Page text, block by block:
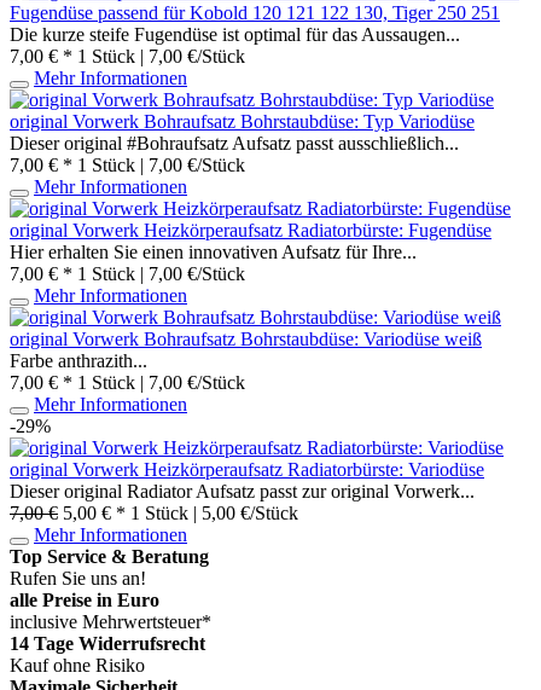
Fugendüse passend für Kobold 120 121 122 130, Tiger 250 251
Die kurze steife Fugendüse ist optimal für das Aussaugen...
7,00 € * 1 Stück | 7,00 €/Stück
Mehr Informationen
original Vorwerk Bohraufsatz Bohrstaubdüse: Typ Variodüse
Dieser original #Bohraufsatz Aufsatz passt ausschließlich...
7,00 € * 1 Stück | 7,00 €/Stück
Mehr Informationen
original Vorwerk Heizkörperaufsatz Radiatorbürste: Fugendüse
Hier erhalten Sie einen innovativen Aufsatz für Ihre...
7,00 € * 1 Stück | 7,00 €/Stück
Mehr Informationen
original Vorwerk Bohraufsatz Bohrstaubdüse: Variodüse weiß
Farbe anthrazith...
7,00 € * 1 Stück | 7,00 €/Stück
Mehr Informationen
-29%
original Vorwerk Heizkörperaufsatz Radiatorbürste: Variodüse
Dieser original Radiator Aufsatz passt zur original Vorwerk...
7,00 € 5,00 € * 1 Stück | 5,00 €/Stück
Mehr Informationen
Top Service & Beratung
Rufen Sie uns an!
alle Preise in Euro
inclusive Mehrwertsteuer*
14 Tage Widerrufsrecht
Kauf ohne Risiko